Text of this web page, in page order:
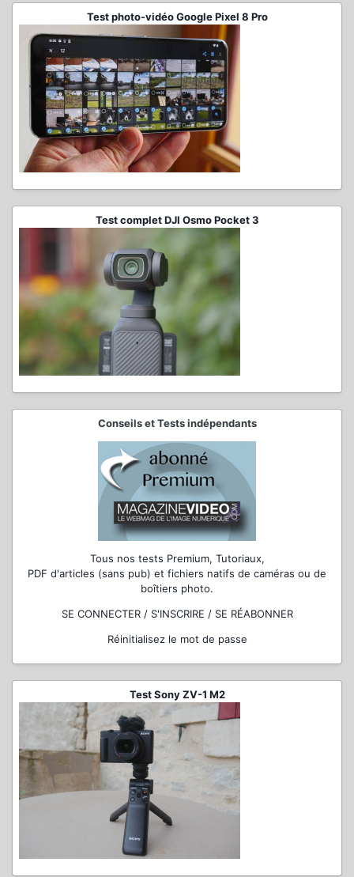
Test photo-vidéo Google Pixel 8 Pro
Test complet DJI Osmo Pocket 3
Conseils et Tests indépendants
Tous nos tests Premium, Tutoriaux,
PDF d'articles (sans pub) et fichiers natifs de caméras ou de
boîtiers photo.
SE CONNECTER / S'INSCRIRE / SE RÉABONNER
Réinitialisez le mot de passe
Test Sony ZV-1 M2